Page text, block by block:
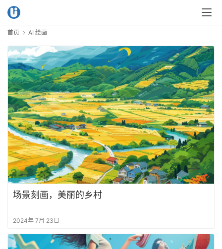
首页 AI 绘画
场景刻画，美丽的乡村
2024年 7月 23日